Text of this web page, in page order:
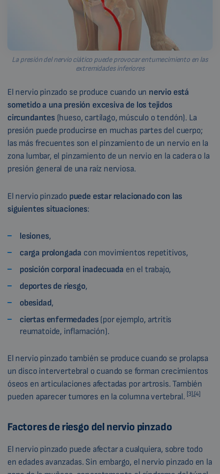
La presión del nervio ciático puede provocar entumecimiento en las
extremidades inferiores
El nervio pinzado se produce cuando un nervio está
sometido a una presión excesiva de los tejidos
circundantes(hueso, cartílago, músculo o tendón). La
presión puede producirse en muchas partes del cuerpo;
las más frecuentes son el pinzamiento de un nervio en la
zona lumbar, el pinzamiento de un nervio en la cadera o la
presión general de una raíz nerviosa.
El nervio pinzado puede estar relacionado con las
siguientes situaciones:
lesiones,
carga prolongada con movimientos repetitivos,
posición corporal inadecuada en el trabajo,
deportes de riesgo,
obesidad,
ciertas enfermedades(por ejemplo, artritis
reumatoide, inflamación).
El nervio pinzado también se produce cuando se prolapsa
un disco intervertebral o cuando se forman crecimientos
óseos en articulaciones afectadas por artrosis. También
pueden aparecer tumores en la columna vertebral. [3],[4]
Factores de riesgo del nervio pinzado
El nervio pinzado puede afectar a cualquiera, sobre todo
en edades avanzadas. Sin embargo, el nervio pinzado en la